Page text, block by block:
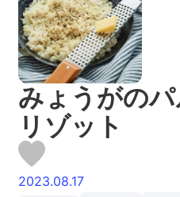
みょうがの
リゾット
2023.08.17